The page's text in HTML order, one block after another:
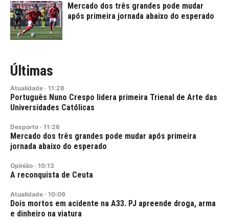
Mercado dos três grandes pode mudar
após primeira jornada abaixo do esperado
Últimas
Atualidade · 11:28
Português Nuno Crespo lidera primeira Trienal de Arte das
Universidades Católicas
Desporto · 11:26
Mercado dos três grandes pode mudar após primeira
jornada abaixo do esperado
Opinião · 10:13
A reconquista de Ceuta
Atualidade · 10:09
Dois mortos em acidente na A33. PJ apreende droga, arma
e dinheiro na viatura